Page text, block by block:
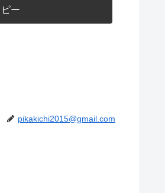
ピー
pikakichi2015@gmail.com